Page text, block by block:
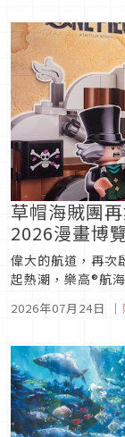
草帽海賊團
2026漫畫博
偉大的航道，再次
起熱潮，樂高®航
帽海賊團迎來全新
列第二季相關新...
2026年07月24日 ｜